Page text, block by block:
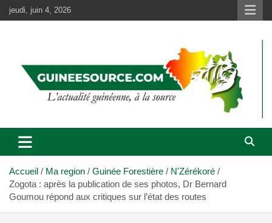
Aller
au
jeudi, juin 4, 2026
Accueil Ma region Guinée Forestière
N'Zérékoré
Zogota : après la publication de ses photos, Dr Bernard
Goumou répond aux critiques sur l’état des routes